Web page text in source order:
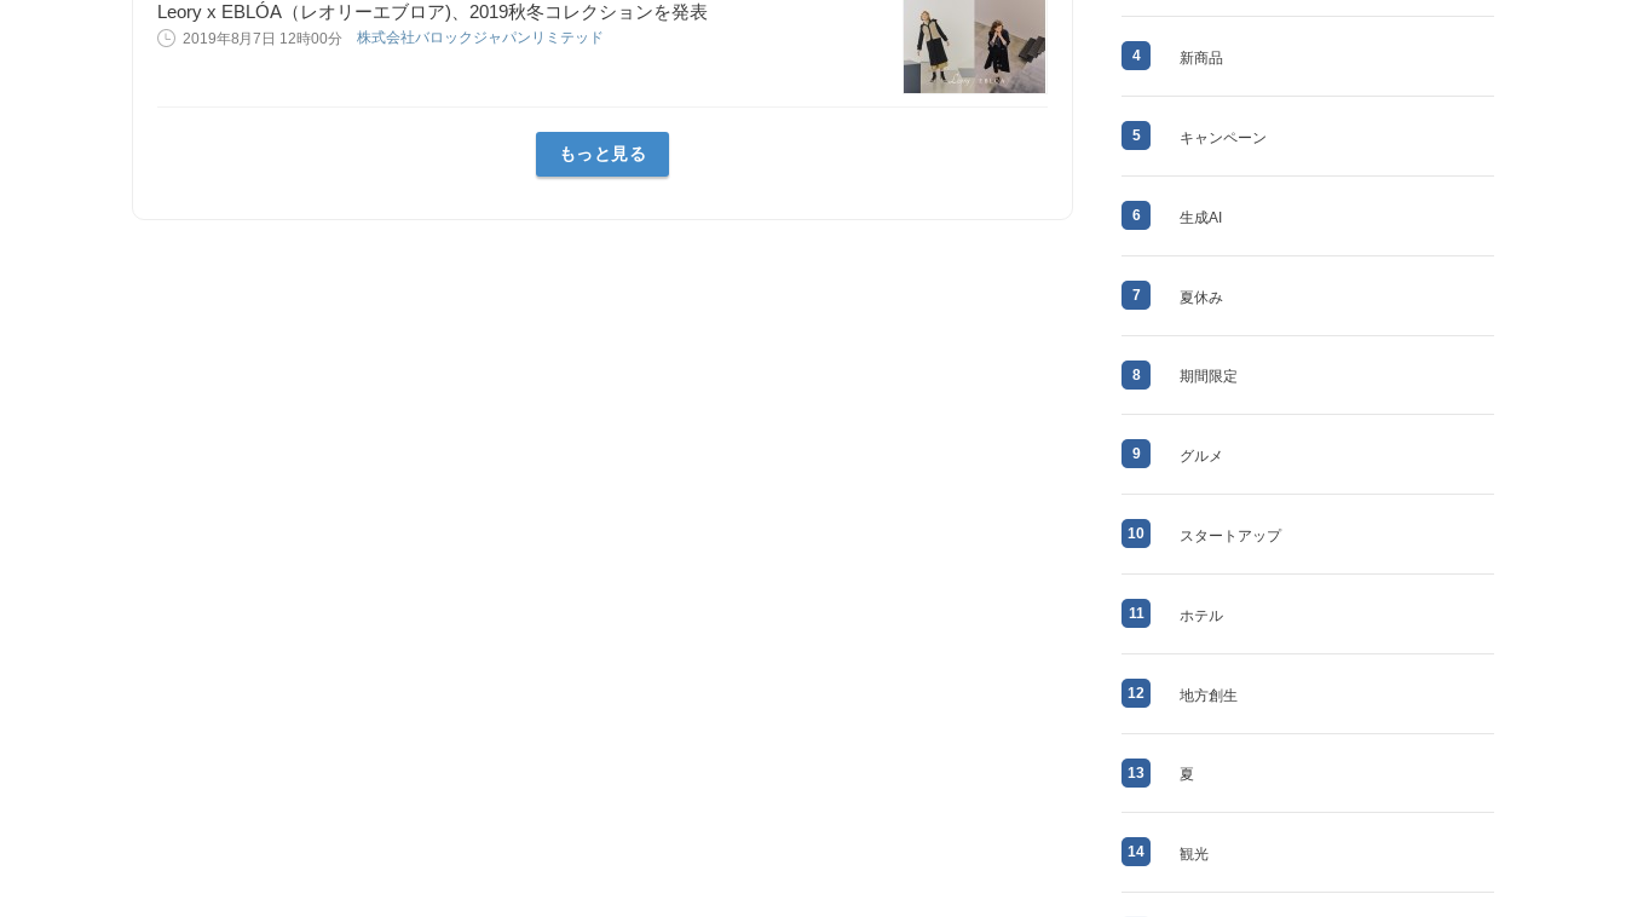
Leory x EBLÓA（レオリーエブロア)、2019秋冬コレクションを発表
2019年8月7日 12時00分 株式会社バロックジャパンリミテッド
もっと見る
4 新商品
5 キャンペーン
6 生成AI
7 夏休み
8 期間限定
9 グルメ
10 スタートアップ
11 ホテル
12 地方創生
13 夏
14 観光